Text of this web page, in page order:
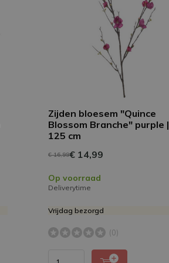
Zijden bloesem "Quince
Blossom Branche" purple |
125 cm
€ 16,99€ 14,99
Op voorraad
Deliverytime
Vrijdag bezorgd
(0)